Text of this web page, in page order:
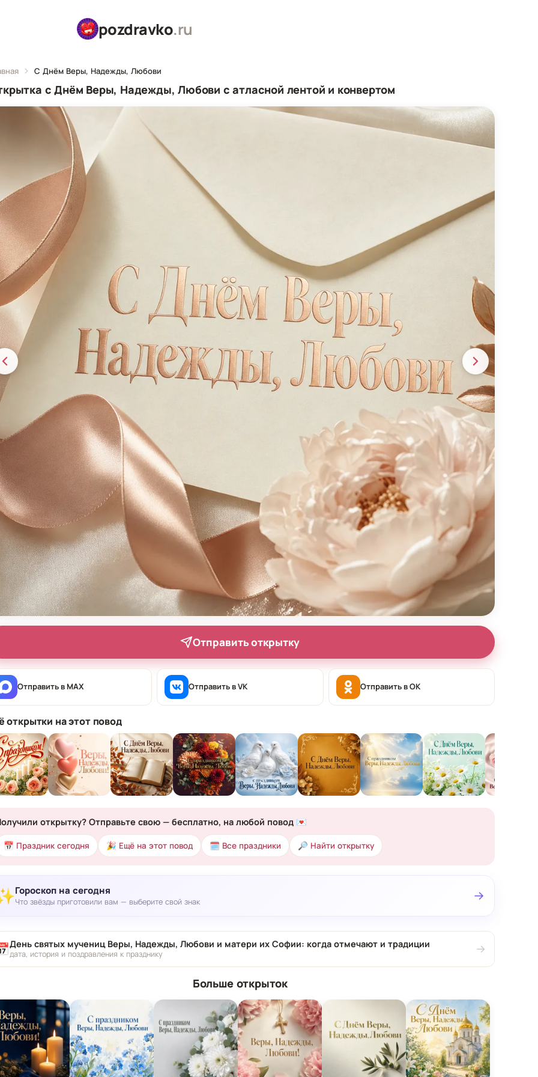
pozdravko.ru
С Днём Веры, Надежды, Любови
с Днём Веры, Надежды, Любови с атласной лентой и конвертом
Отправить открытку
Отправить в MAX Отправить в VK Отправить в OK
открытки на этот повод
открытку? Отправьте свою — бесплатно, на любой повод 💌
📅 Праздник сегодня 🎉 Ещё на этот повод 🗓 Все праздники 🔎 Найти открытку
Гороскоп на сегодня
Что звёзды приготовили вам — выберите свой знак →
День святых мучениц Веры, Надежды, Любови и матери их Софии: когда отмечают и традиции
дата, история и поздравления к празднику →
Больше открыток